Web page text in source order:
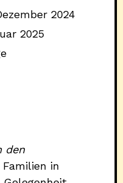
2024
2025
den
in